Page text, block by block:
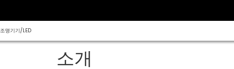
조명기기/LED
소개